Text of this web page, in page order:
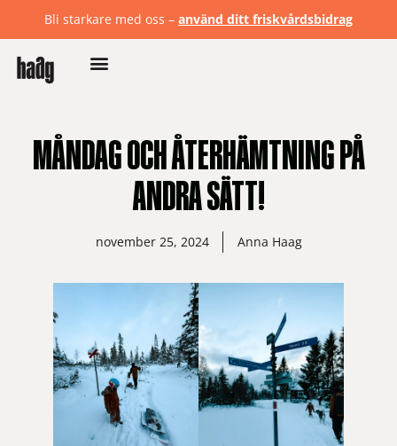
Bli starkare med oss – använd ditt friskvårdsbidrag
MÅNDAG OCH ÅTERHÄMTNING PÅ
ANDRA SÄTT!
november 25, 2024 Anna Haag